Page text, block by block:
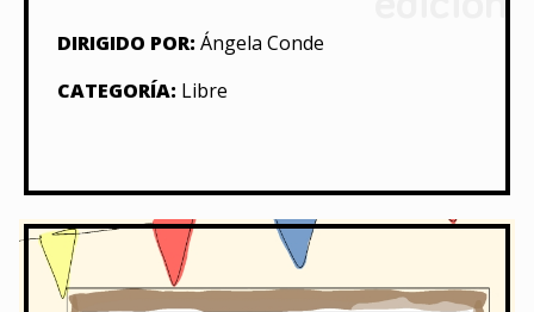
DIRIGIDO POR: Ángela Conde
CATEGORÍA: Libre